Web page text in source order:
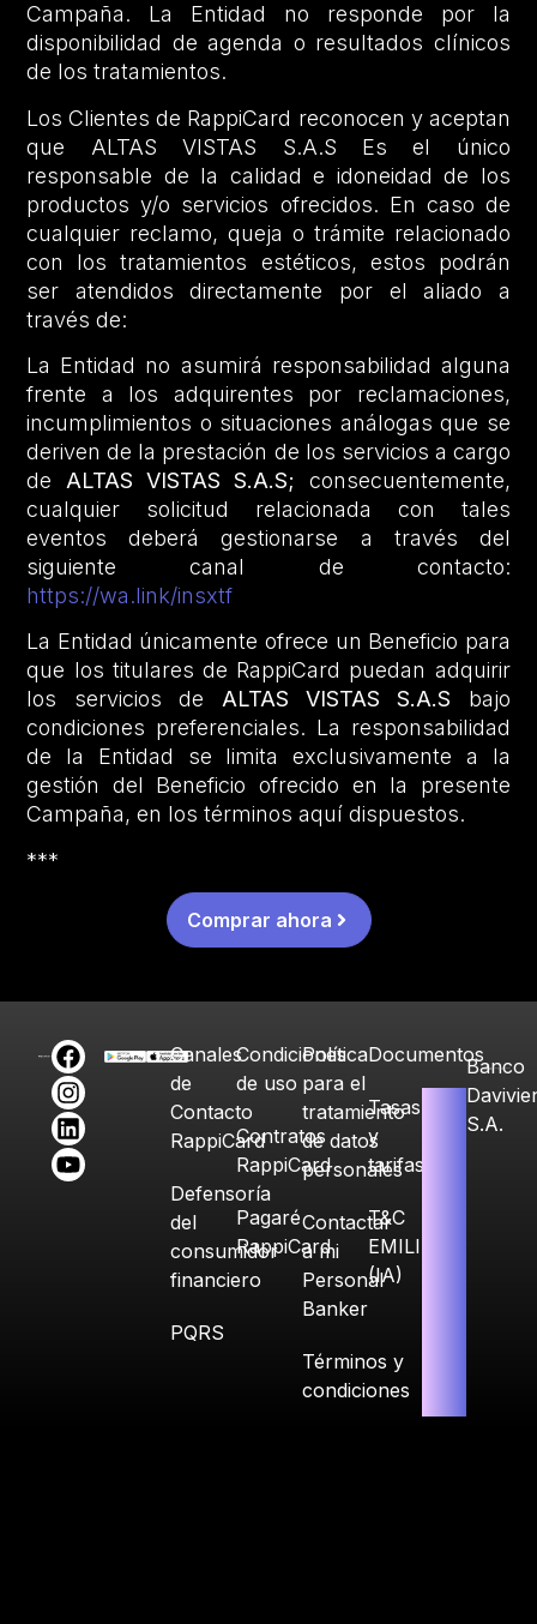
Campaña. La Entidad no responde por la
disponibilidad de agenda o resultados clínicos
de los tratamientos.
Los Clientes de RappiCard reconocen y aceptan
que ALTAS VISTAS S.A.S Es el único
responsable de la calidad e idoneidad de los
productos y/o servicios ofrecidos. En caso de
cualquier reclamo, queja o trámite relacionado
con los tratamientos estéticos, estos podrán
ser atendidos directamente por el aliado a
través de:
La Entidad no asumirá responsabilidad alguna
frente a los adquirentes por reclamaciones,
incumplimientos o situaciones análogas que se
deriven de la prestación de los servicios a cargo
de ALTAS VISTAS S.A.S; consecuentemente,
cualquier solicitud relacionada con tales
eventos deberá gestionarse a través del
siguiente canal de contacto:
https://wa.link/insxtf
La Entidad únicamente ofrece un Beneficio para
que los titulares de RappiCard puedan adquirir
los servicios de ALTAS VISTAS S.A.S bajo
condiciones preferenciales. La responsabilidad
de la Entidad se limita exclusivamente a la
gestión del Beneficio ofrecido en la presente
Campaña, en los términos aquí dispuestos.
***
Comprar ahora
Canales
de
Contacto
RappiCard
Defensoría
del
consumidor
financiero
PQRS
Condiciones
de uso
Contratos
RappiCard
Pagaré
RappiCard
Política
para el
tratamiento
de datos
personales
Contactar
a mi
Personal
Banker
Términos y
condiciones
Documentos
Tasas
y
tarifas
T&C
EMILIA
(IA)
Banco
S.A.